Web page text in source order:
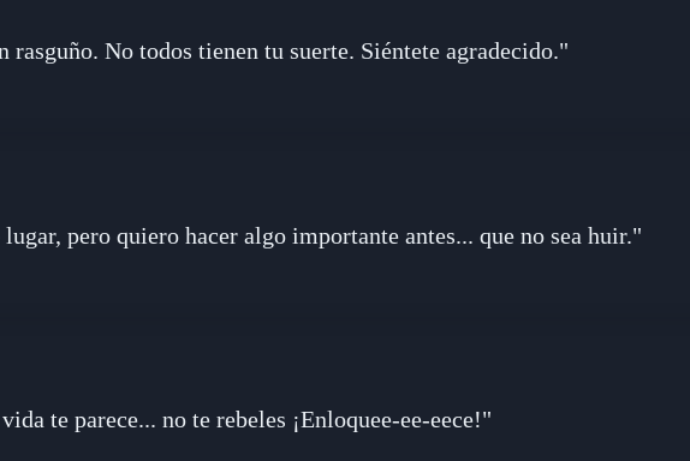
rasguño. No todos tienen tu suerte. Siéntete agradecido."
pero quiero hacer algo importante antes... que no sea huir."
te parece... no te rebeles ¡Enloquee-ee-eece!"